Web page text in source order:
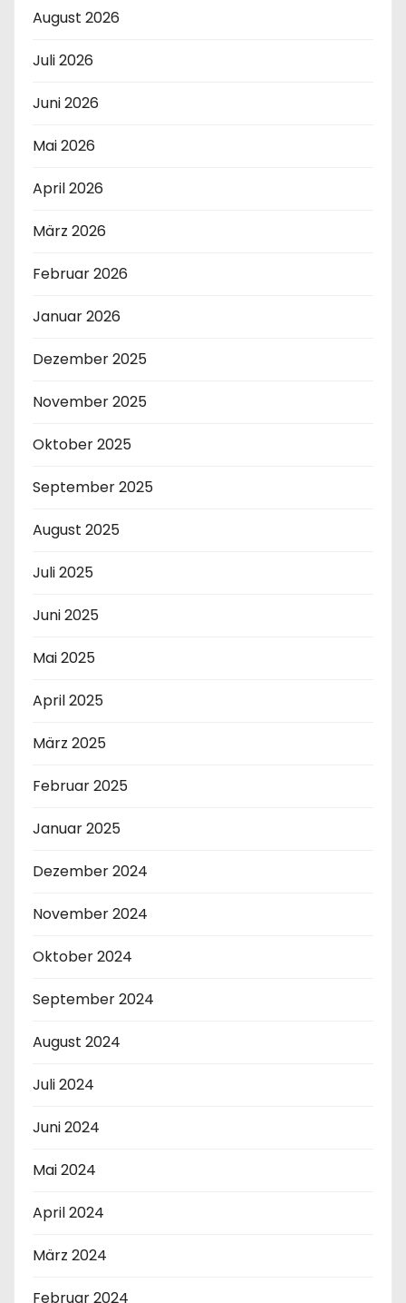
August 2026
Juli 2026
Juni 2026
Mai 2026
April 2026
März 2026
Februar 2026
Januar 2026
Dezember 2025
November 2025
Oktober 2025
September 2025
August 2025
Juli 2025
Juni 2025
Mai 2025
April 2025
März 2025
Februar 2025
Januar 2025
Dezember 2024
November 2024
Oktober 2024
September 2024
August 2024
Juli 2024
Juni 2024
Mai 2024
April 2024
März 2024
Februar 2024